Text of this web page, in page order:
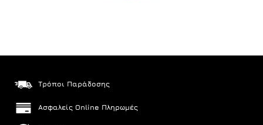
Τρόποι Παράδοσης
Ασφαλείς Online Πληρωμές